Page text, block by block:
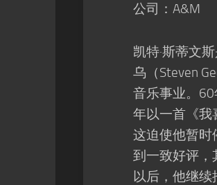
公司：A&M
凯特·斯蒂文
乌（Steven
音乐事业。
年以一首《我
这迫使他暂时
到一致好评，
以后，他继续